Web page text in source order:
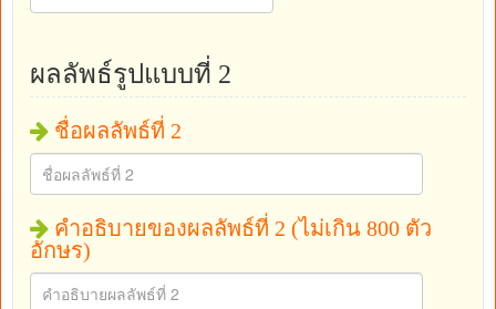
ผลลัพธ์รูปแบบที่ 2
ชื่อผลลัพธ์ที่ 2
คำอธิบายของผลลัพธ์ที่ 2 (ไม่เกิน 800 ตัว
อักษร)